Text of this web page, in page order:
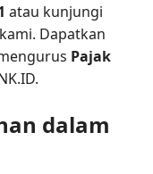
atau kunjungi
Dapatkan
Pajak
dalam